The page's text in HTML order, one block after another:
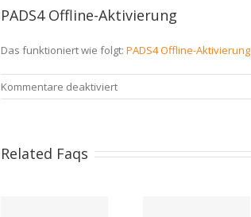
PADS4 Offline-Aktivierung
Das funktioniert wie folgt: PADS4 Offline-Aktivierung
Kommentare deaktiviertfür
PADS4
Related Faqs